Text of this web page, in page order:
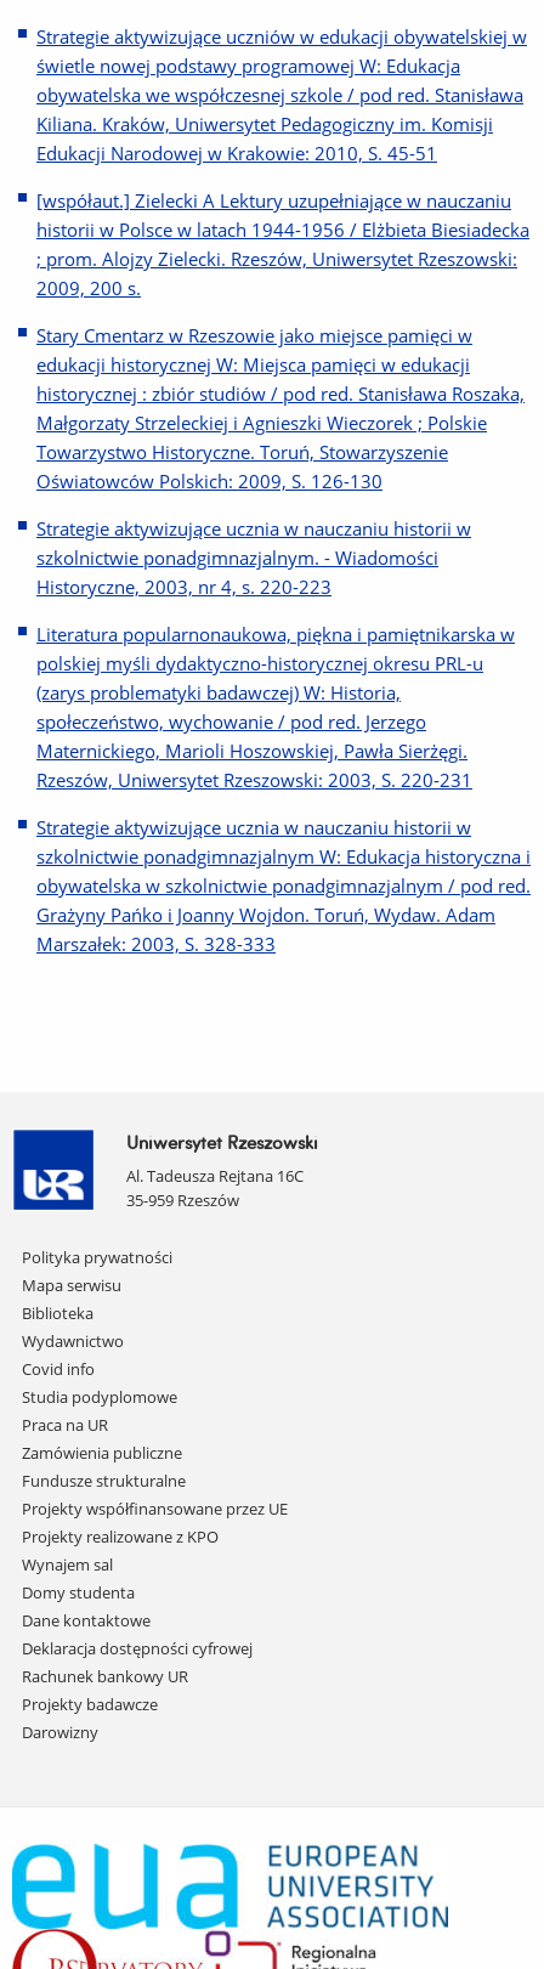
Strategie aktywizujące uczniów w edukacji obywatelskiej w
świetle nowej podstawy programowej W: Edukacja
obywatelska we współczesnej szkole / pod red. Stanisława
Kiliana. Kraków, Uniwersytet Pedagogiczny im. Komisji
Edukacji Narodowej w Krakowie: 2010, S. 45-51
[współaut.] Zielecki A Lektury uzupełniające w nauczaniu
historii w Polsce w latach 1944-1956 / Elżbieta Biesiadecka
; prom. Alojzy Zielecki. Rzeszów, Uniwersytet Rzeszowski:
2009, 200 s.
Stary Cmentarz w Rzeszowie jako miejsce pamięci w
edukacji historycznej W: Miejsca pamięci w edukacji
historycznej : zbiór studiów / pod red. Stanisława Roszaka,
Małgorzaty Strzeleckiej i Agnieszki Wieczorek ; Polskie
Towarzystwo Historyczne. Toruń, Stowarzyszenie
Oświatowców Polskich: 2009, S. 126-130
Strategie aktywizujące ucznia w nauczaniu historii w
szkolnictwie ponadgimnazjalnym. - Wiadomości
Historyczne, 2003, nr 4, s. 220-223
Literatura popularnonaukowa, piękna i pamiętnikarska w
polskiej myśli dydaktyczno-historycznej okresu PRL-u
(zarys problematyki badawczej) W: Historia,
społeczeństwo, wychowanie / pod red. Jerzego
Maternickiego, Marioli Hoszowskiej, Pawła Sierżęgi.
Rzeszów, Uniwersytet Rzeszowski: 2003, S. 220-231
Strategie aktywizujące ucznia w nauczaniu historii w
szkolnictwie ponadgimnazjalnym W: Edukacja historyczna i
obywatelska w szkolnictwie ponadgimnazjalnym / pod red.
Grażyny Pańko i Joanny Wojdon. Toruń, Wydaw. Adam
Marszałek: 2003, S. 328-333
Uniwersytet Rzeszowski
Al. Tadeusza Rejtana 16C
35-959 Rzeszów
Pomiń
nawigację
i
przejdź
do
treści
Polityka prywatności
Mapa serwisu
Biblioteka
Wydawnictwo
Covid info
Studia podyplomowe
Praca na UR
Zamówienia publiczne
Fundusze strukturalne
Projekty współfinansowane przez UE
Projekty realizowane z KPO
Wynajem sal
Domy studenta
Dane kontaktowe
Deklaracja dostępności cyfrowej
Rachunek bankowy UR
Projekty badawcze
Darowizny